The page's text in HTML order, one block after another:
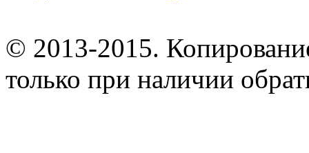
© 2013-2015.
только при наличии